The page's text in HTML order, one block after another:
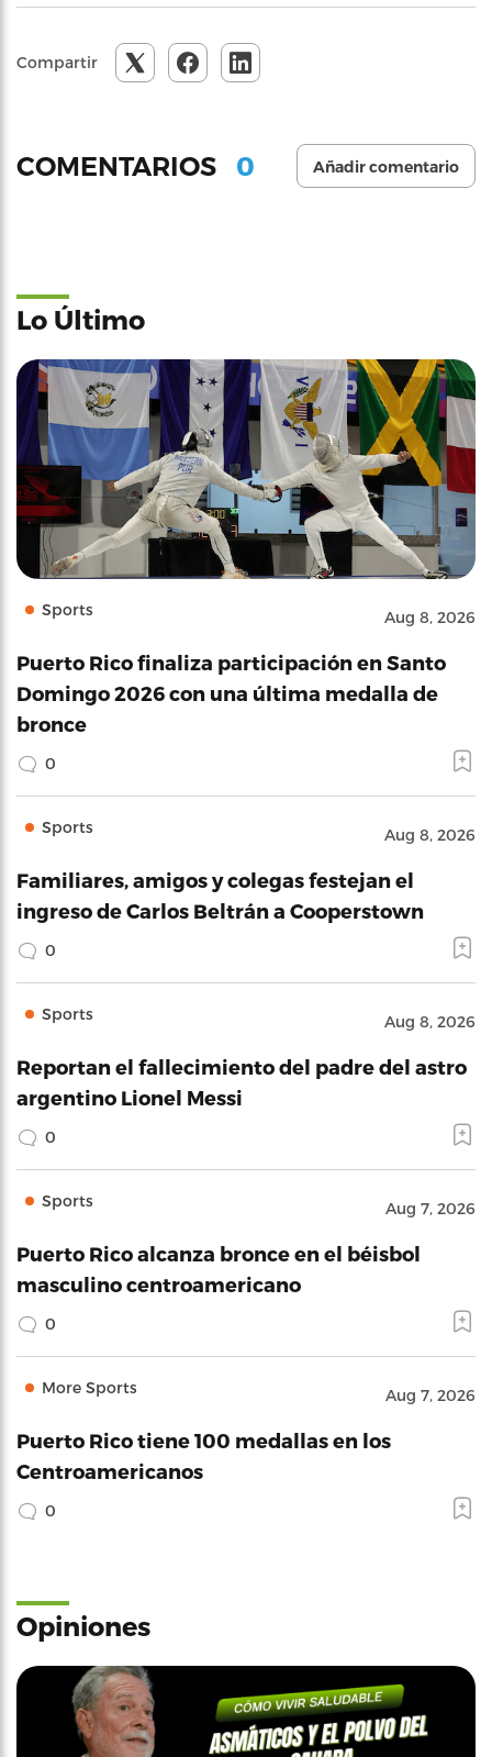
Compartir
COMENTARIOS 0 Añadir comentario
Lo Último
Sports Aug 8, 2026
Puerto Rico finaliza participación en Santo
Domingo 2026 con una última medalla de
bronce
0
Sports Aug 8, 2026
Familiares, amigos y colegas festejan el
ingreso de Carlos Beltrán a Cooperstown
0
Sports Aug 8, 2026
Reportan el fallecimiento del padre del astro
argentino Lionel Messi
0
Sports Aug 7, 2026
Puerto Rico alcanza bronce en el béisbol
masculino centroamericano
0
More Sports Aug 7, 2026
Puerto Rico tiene 100 medallas en los
Centroamericanos
0
Opiniones